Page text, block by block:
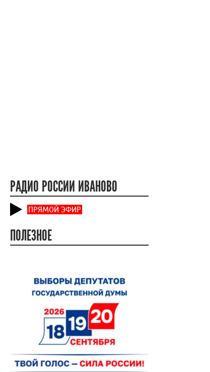
РАДИО РОССИИ ИВАНОВО
ПРЯМОЙ ЭФИР
ПОЛЕЗНОЕ